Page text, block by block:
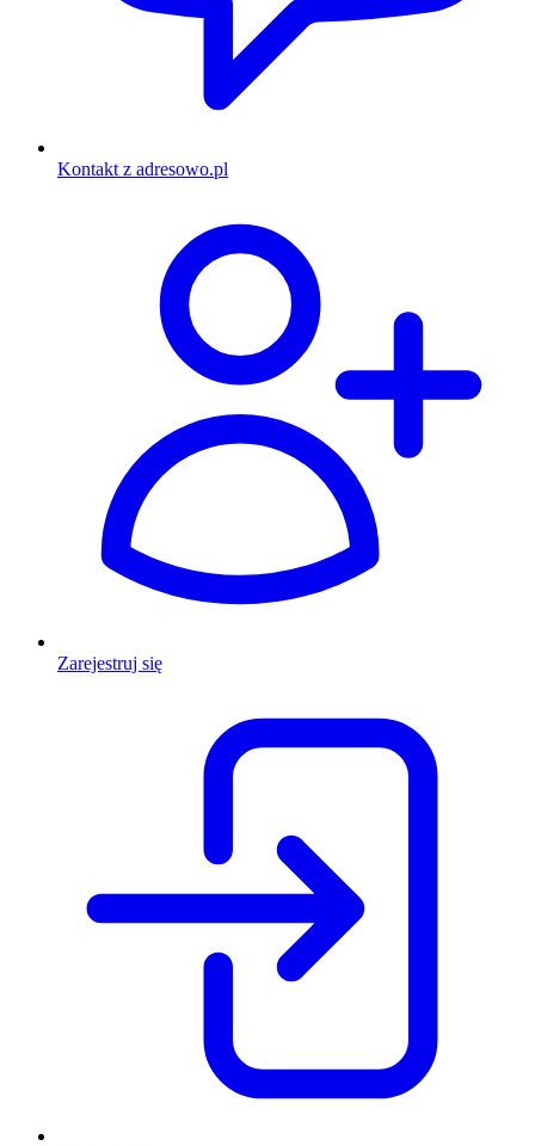
Kontakt z adresowo.pl
Zarejestruj się